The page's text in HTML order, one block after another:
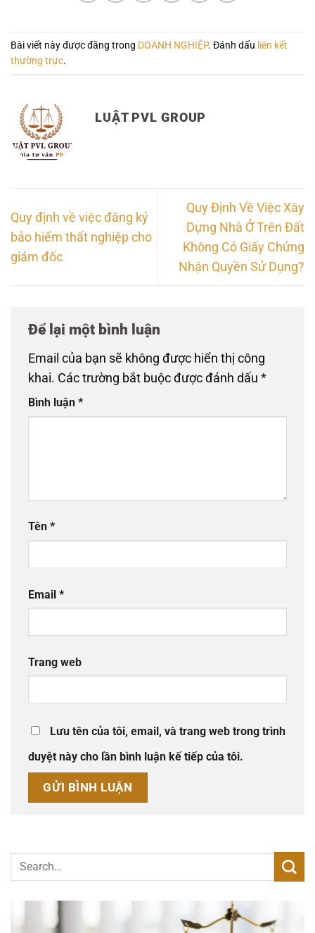
Bài viết này được đăng trong DOANH NGHIỆP. Đánh dấu liên kết
thường trực.
LUẬT PVL GROUP
Quy định về việc đăng ký
bảo hiểm thất nghiệp cho
giám đốc
Quy Định Về Việc Xây
Dựng Nhà Ở Trên Đất
Không Có Giấy Chứng
Nhận Quyền Sử Dụng?
Để lại một bình luận
Email của bạn sẽ không được hiển thị công
khai. Các trường bắt buộc được đánh dấu *
Bình luận *
Tên *
Email *
Trang web
Lưu tên của tôi, email, và trang web trong trình
duyệt này cho lần bình luận kế tiếp của tôi.